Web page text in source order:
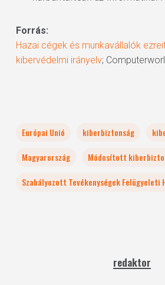
Forrás:
Hazai cégek és munkavállalók
kibervédelmi irányelv;
Európai Unió kiberbiztonság
Magyarország
Módosított
Szabályozott Tevékenységek Felügyeleti
redaktor